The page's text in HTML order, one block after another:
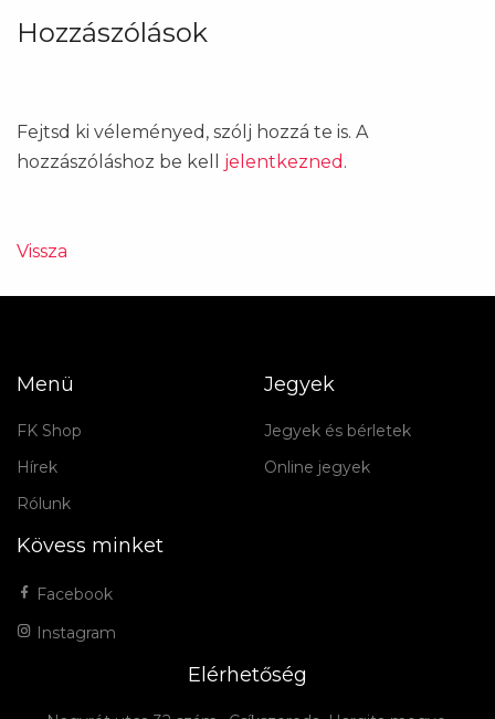
Hozzászólások
Fejtsd ki véleményed, szólj hozzá te is. A
hozzászóláshoz be kell jelentkezned .
Vissza
Menü
FK Shop
Hírek
Rólunk
Jegyek
Jegyek és bérletek
Online jegyek
Kövess minket
Facebook
Instagram
Elérhetőség